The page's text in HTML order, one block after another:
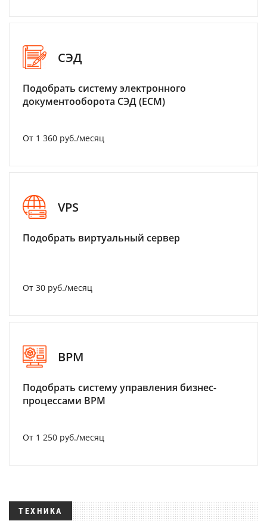
СЭД
Подобрать систему электронного
документооборота СЭД (ECM)
От 1 360 руб./месяц
VPS
Подобрать виртуальный сервер
От 30 руб./месяц
BPM
Подобрать систему управления бизнес-
процессами BPM
От 1 250 руб./месяц
ТЕХНИКА